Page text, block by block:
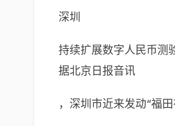
深圳
持续扩展数字人民币测
据北京日报音讯
，深圳市近来发动“福